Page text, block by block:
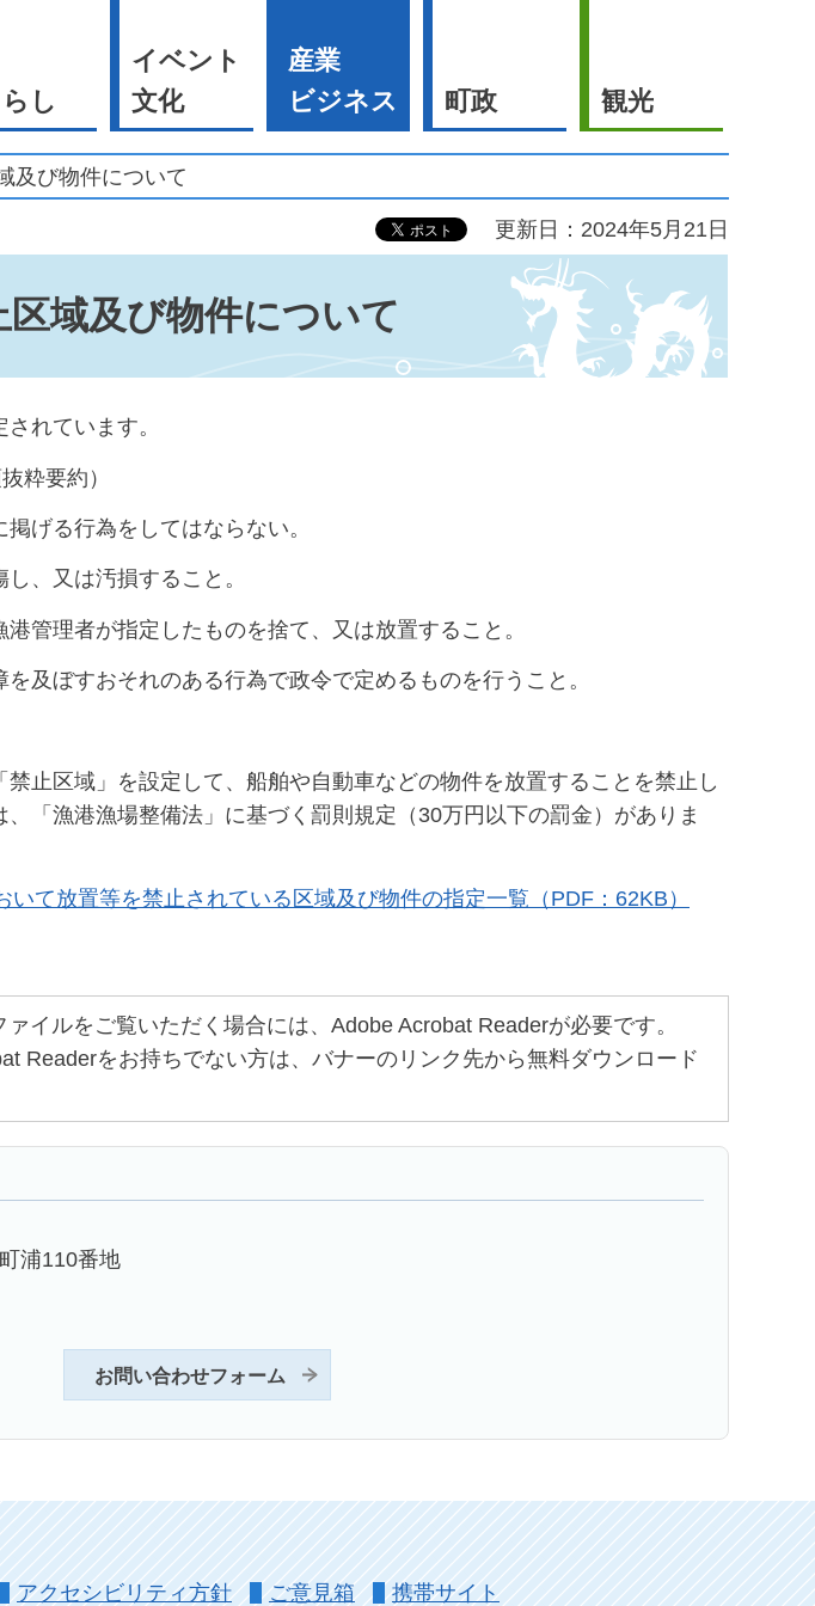
し
イベント
文化
産業
ビジネス
町政 観光
及び物件について
更新日：2024年5月21日
域及び物件について
れています。
粋要約）
げる行為をしてはならない。
、又は汚損すること。
管理者が指定したものを捨て、又は放置すること。
及ぼすおそれのある行為で政令で定めるものを行うこと。
止区域」を設定して、船舶や自動車などの物件を放置することを禁止し
「漁港漁場整備法」に基づく罰則規定（30万円以下の罰金）がありま
て放置等を禁止されている区域及び物件の指定一覧（PDF：62KB）
ァイルをご覧いただく場合には、Adobe Acrobat Readerが必要です。
Readerをお持ちでない方は、バナーのリンク先から無料ダウンロード
浦110番地
お問い合わせフォーム
アクセシビリティ方針 ご意見箱 携帯サイト